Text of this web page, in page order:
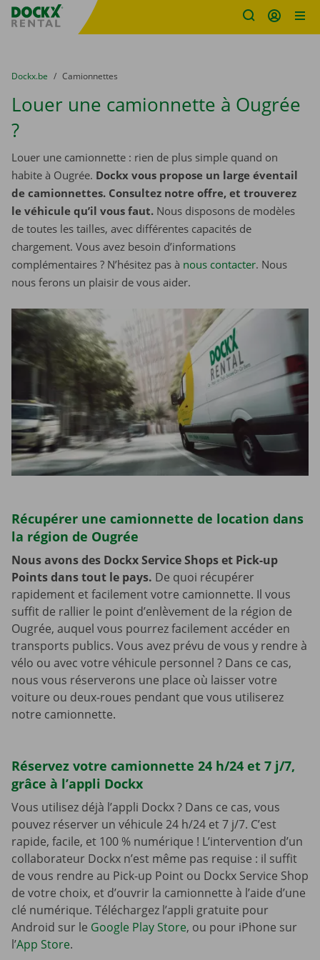
sitename
You are here:
du
Dockx.be to
Camionnettes
Louer une camionnette à Ougrée
?
Louer une camionnette : rien de plus simple quand on
habite à Ougrée. Dockx vous propose un large éventail
de camionnettes. Consultez notre offre, et trouverez
le véhicule qu’il vous faut. Nous disposons de modèles
de toutes les tailles, avec différentes capacités de
chargement. Vous avez besoin d’informations
complémentaires ? N’hésitez pas à nous contacter. Nous
nous ferons un plaisir de vous aider.
Récupérer une camionnette de location dans
la région de Ougrée
Nous avons des Dockx Service Shops et Pick-up
Points dans tout le pays. De quoi récupérer
rapidement et facilement votre camionnette. Il vous
suffit de rallier le point d’enlèvement de la région de
Ougrée, auquel vous pourrez facilement accéder en
transports publics. Vous avez prévu de vous y rendre à
vélo ou avec votre véhicule personnel ? Dans ce cas,
nous vous réserverons une place où laisser votre
voiture ou deux-roues pendant que vous utiliserez
notre camionnette.
Réservez votre camionnette 24 h/24 et 7 j/7,
grâce à l’appli Dockx
Vous utilisez déjà l’appli Dockx ? Dans ce cas, vous
pouvez réserver un véhicule 24 h/24 et 7 j/7. C’est
rapide, facile, et 100 % numérique ! L’intervention d’un
collaborateur Dockx n’est même pas requise : il suffit
de vous rendre au Pick-up Point ou Dockx Service Shop
de votre choix, et d’ouvrir la camionnette à l’aide d’une
clé numérique. Téléchargez l’appli gratuite pour
Android sur le Google Play Store, ou pour iPhone sur
l’App Store.